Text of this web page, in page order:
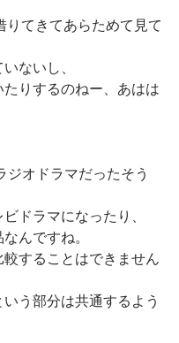
てきてあらためて見て
ないし、
りするのねー、あはは
ジオドラマだったそう
ドラマになったり、
んですね。
することはできません
う部分は共通するよう